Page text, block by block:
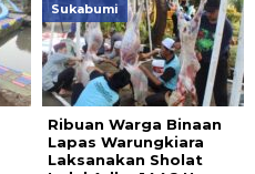
Sukabumi
Ribuan Warga Binaan
Lapas Warungkiara
Laksanakan Sholat